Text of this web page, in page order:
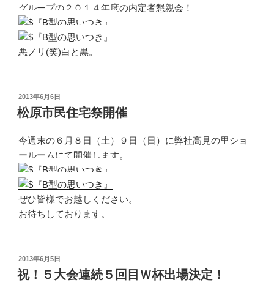
グループの２０１４年度の内定者懇親会！
悪ノリ(笑)白と黒。
投
稿
日:
2013年6月6日
松原市民住宅祭開催
今週末の６月８日（土）９日（日）に弊社高見の里ショ
ールームにて開催します。
ぜひ皆様でお越しください。
お待ちしております。
投
稿
日:
2013年6月5日
祝！５大会連続５回目Ｗ杯出場決定！